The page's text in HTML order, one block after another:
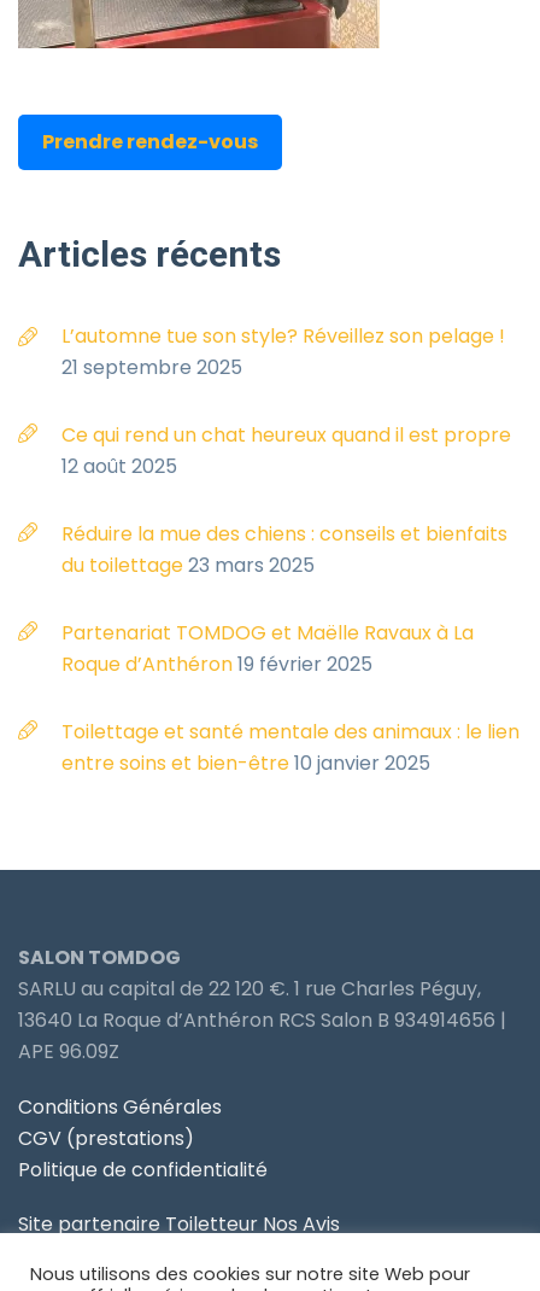
Prendre rendez-vous
Articles récents
L’automne tue son style? Réveillez son pelage !
21 septembre 2025
Ce qui rend un chat heureux quand il est propre
12 août 2025
Réduire la mue des chiens : conseils et bienfaits
du toilettage23 mars 2025
Partenariat TOMDOG et Maëlle Ravaux à La
Roque d’Anthéron19 février 2025
Toilettage et santé mentale des animaux : le lien
entre soins et bien-être10 janvier 2025
SALON TOMDOG
SARLU au capital de 22 120 €. 1 rue Charles Péguy,
13640 La Roque d’Anthéron RCS Salon B 934914656 |
APE 96.09Z
Conditions Générales
CGV (prestations)
Politique de confidentialité
Site partenaire Toiletteur Nos Avis
Nous utilisons des cookies sur notre site Web pour